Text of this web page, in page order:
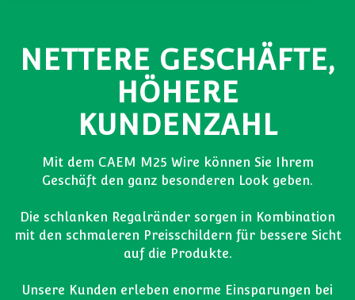
NETTERE GESCHÄFTE,
HÖHERE
KUNDENZAHL
Mit dem CAEM M25 Wire können Sie Ihrem
Geschäft den ganz besonderen Look geben.
Die schlanken Regalränder sorgen in Kombination
mit den schmaleren Preisschildern für bessere Sicht
auf die Produkte.
Unsere Kunden erleben enorme Einsparungen bei